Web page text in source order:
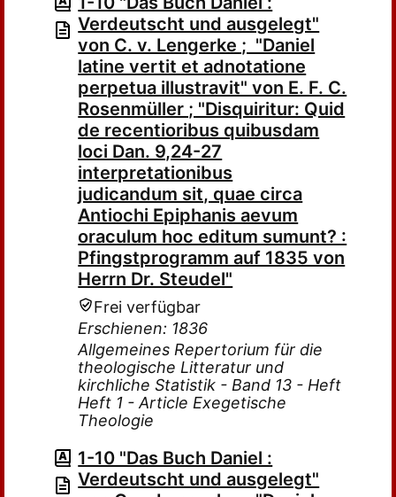
Verdeutscht und ausgelegt"
von C. v. Lengerke ; "Daniel
latine vertit et adnotatione
perpetua illustravit" von E. F. C.
Rosenmüller ; "Disquiritur: Quid
de recentioribus quibusdam
loci Dan. 9,24-27
interpretationibus
judicandum sit, quae circa
Antiochi Epiphanis aevum
oraculum hoc editum sumunt? :
Pfingstprogramm auf 1835 von
Herrn Dr. Steudel"
Frei verfügbar
Erschienen: 1836
Allgemeines Repertorium für die
theologische Litteratur und
kirchliche Statistik - Band 13 - Heft
Heft 1 - Article Exegetische
Theologie
1-10 "Das Buch Daniel :
Verdeutscht und ausgelegt"